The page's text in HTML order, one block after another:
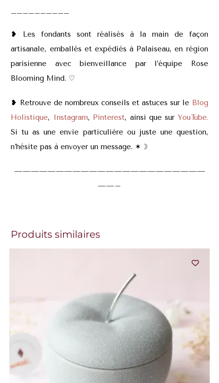
❥ Les fondants sont réalisés à la main de façon
artisanale, emballés et expédiés à Palaiseau, en région
parisienne avec bienveillance par l’équipe Rose
Blooming Mind. ♡
❥ Retrouve de nombreux conseils et astuces sur le Blog
Holistique, Instagram, Pinterest, ainsi que sur YouTube.
Si tu as une envie particulière ou juste une question,
n’hésite pas à envoyer un message. ✶ ☽
———————————————————————
——–
Produits similaires